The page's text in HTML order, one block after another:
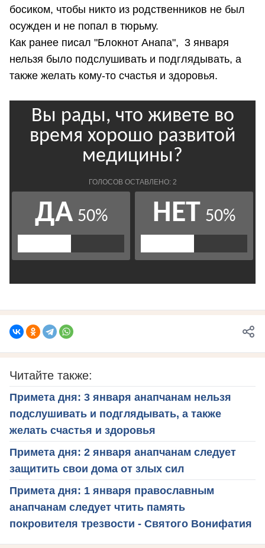
босиком, чтобы никто из родственников не был
осужден и не попал в тюрьму.
Как ранее писал "Блокнот Анапа", 3 января
нельзя было подслушивать и подглядывать, а
также желать кому-то счастья и здоровья.
Читайте также:
Примета дня: 3 января анапчанам нельзя
подслушивать и подглядывать, а также
желать счастья и здоровья
Примета дня: 2 января анапчанам следует
защитить свои дома от злых сил
Примета дня: 1 января православным
анапчанам следует чтить память
покровителя трезвости - Святого Вонифатия